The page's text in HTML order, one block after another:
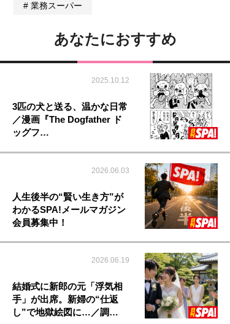
業務スーパー
あなたにおすすめ
2025.10.12
3匹の犬と送る、温かな日常
／漫画『The Dogfather ド
ッグフ…
2026.06.03
人生後半の“賢い生き方”が
わかるSPA!メールマガジン
会員募集中！
2026.06.19
結婚式に新郎の元「浮気相
手」が出席。新婦の“仕返
し”で地獄絵図に…／調…